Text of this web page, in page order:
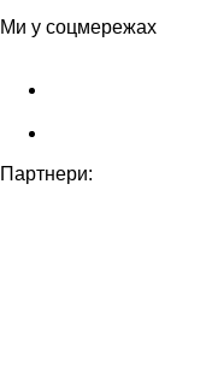
Ми у соцмережах
Партнери: